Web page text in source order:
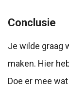
Conclusie
Je wilde graag
maken. Hier
Doe er mee